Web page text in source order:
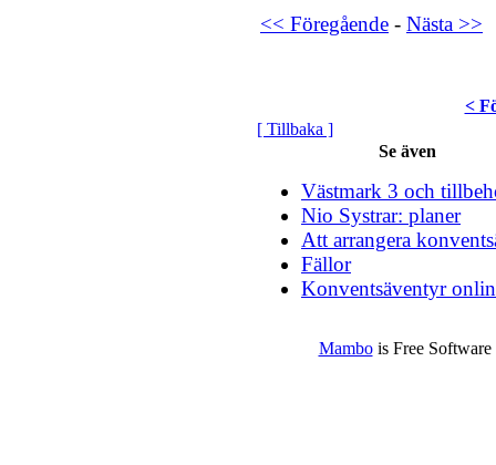
<< Föregående - Nästa >>
<
[ Tillbaka ]
Se även
Västmark 3 och
Nio Systrar: planer
Att arrangera
Fällor
Konventsäventyr
Mambois Free Software